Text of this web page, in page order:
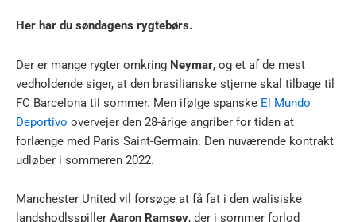
Her har du søndagens rygtebørs.
Der er mange rygter omkring Neymar, og et af de mest
vedholdende siger, at den brasilianske stjerne skal tilbage til
FC Barcelona til sommer. Men ifølge spanske El Mundo
Deportivo overvejer den 28-årige angriber for tiden at
forlænge med Paris Saint-Germain. Den nuværende kontrakt
udløber i sommeren 2022.
Manchester United vil forsøge at få fat i den walisiske
landshodlsspiller Aaron Ramsey, der i sommer forlod